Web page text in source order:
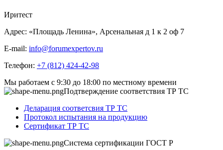
Иритест
Адрес: «Площадь Ленина», Арсенальная д 1 к 2 оф 7
E-mail: info@forumexpertov.ru
Телефон: +7 (812) 424-42-98
Мы работаем с 9:30 до 18:00 по местному времени
Подтверждение соответствия ТР ТС
Деларация соответсвия ТР ТС
Протокол испытания на продукцию
Сертификат ТР ТС
Система сертификации ГОСТ Р